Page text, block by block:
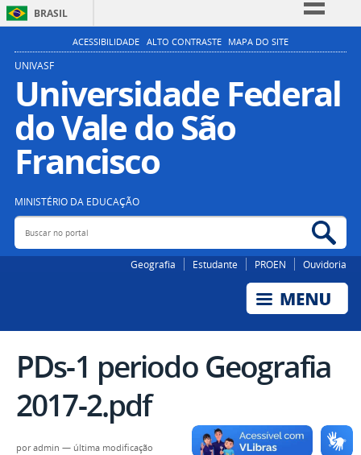
BRASIL
Simplifique!
Participe
Acesso à informação
Legislação
ACESSIBILIDADE ALTO CONTRASTE MAPA DO SITE
UNIVASF
Universidade Federal
do Vale do São
Francisco
MINISTÉRIO DA EDUCAÇÃO
Buscar no portal
Geografia Estudante PROEN Ouvidoria
PDs-1 periodo Geografia
2017-2.pdf
poradmin — última modificação